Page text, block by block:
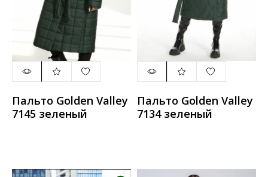
Пальто Golden Valley
7145 зеленый
Пальто Golden Valley
7134 зеленый